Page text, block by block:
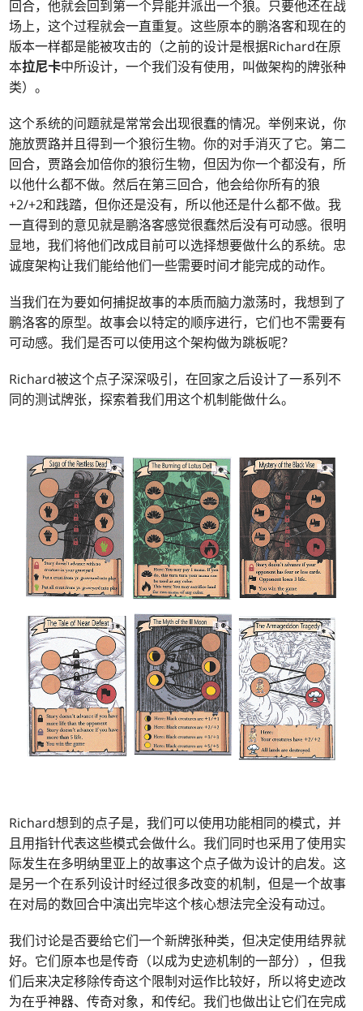
回合，他就会回到第一个异能并派出一个狼。只要他还在战
场上，这个过程就会一直重复。这些原本的鹏洛客和现在的
版本一样都是能被攻击的（之前的设计是根据Richard在原
本拉尼卡中所设计，一个我们没有使用，叫做架构的牌张种
类）。
这个系统的问题就是常常会出现很蠢的情况。举例来说，你
施放贾路并且得到一个狼衍生物。你的对手消灭了它。第二
回合，贾路会加倍你的狼衍生物，但因为你一个都没有，所
以他什么都不做。然后在第三回合，他会给你所有的狼
+2/+2和践踏，但你还是没有，所以他还是什么都不做。我
一直得到的意见就是鹏洛客感觉很蠢然后没有可动感。很明
显地，我们将他们改成目前可以选择想要做什么的系统。忠
诚度架构让我们能给他们一些需要时间才能完成的动作。
当我们在为要如何捕捉故事的本质而脑力激荡时，我想到了
鹏洛客的原型。故事会以特定的顺序进行，它们也不需要有
可动感。我们是否可以使用这个架构做为跳板呢？
Richard被这个点子深深吸引，在回家之后设计了一系列不
同的测试牌张，探索着我们用这个机制能做什么。
Richard想到的点子是，我们可以使用功能相同的模式，并
且用指针代表这些模式会做什么。我们同时也采用了使用实
际发生在多明纳里亚上的故事这个点子做为设计的启发。这
是另一个在系列设计时经过很多改变的机制，但是一个故事
在对局的数回合中演出完毕这个核心想法完全没有动过。
我们讨论是否要给它们一个新牌张种类，但决定使用结界就
好。它们原本也是传奇（以成为史迹机制的一部分），但我
们后来决定移除传奇这个限制对运作比较好，所以将史迹改
为在乎神器、传奇对象，和传纪。我们也做出让它们在完成